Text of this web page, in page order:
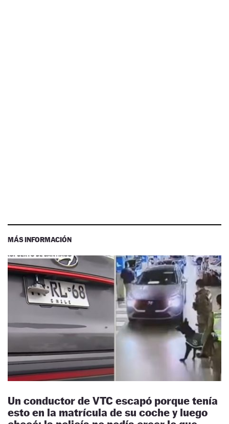
MÁS INFORMACIÓN
Un conductor de VTC escapó porque tenía
esto en la matrícula de su coche y luego